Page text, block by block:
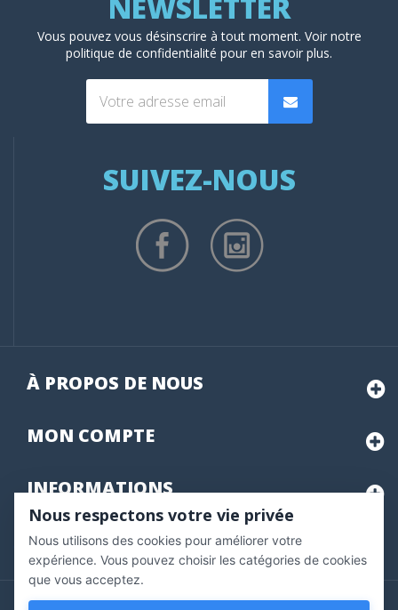
Vous pouvez vous désinscrire à tout moment. Voir notre
politique de confidentialité pour en savoir plus.
SUIVEZ-NOUS
À PROPOS DE NOUS
MON COMPTE
INFORMATIONS
Marchand approuvé par la Société des Avis Garantis,
pour vérifier .
Copyright © 2020 Vernazobres Grego - tous droits
Nous respectons votre vie privée
Nous utilisons des cookies pour améliorer votre
expérience. Vous pouvez choisir les catégories de cookies
que vous acceptez.